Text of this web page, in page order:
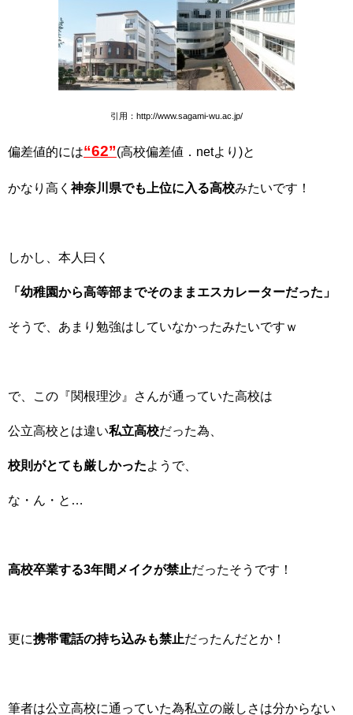
引用：http://www.sagami-wu.ac.jp/
偏差値的には“62”(高校偏差値．netより)と
かなり高く神奈川県でも上位に入る高校みたいです！
しかし、本人曰く
「幼稚園から高等部までそのままエスカレーターだった」
そうで、あまり勉強はしていなかったみたいですｗ
で、この『関根理沙』さんが通っていた高校は
公立高校とは違い私立高校だった為、
校則がとても厳しかった ようで、
な・ん・と…
高校卒業する3年間メイクが禁止だったそうです！
更に携帯電話の持ち込みも禁止だったんだとか！
筆者は公立高校に通っていた為私立の厳しさは分からない